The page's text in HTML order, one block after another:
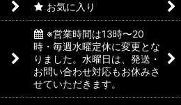
お気に入り
※営業時間は13時〜20
時・毎週水曜定休に変更とな
りました。水曜日は、発送・
お問い合わせ対応もお休みさ
せていただきます。